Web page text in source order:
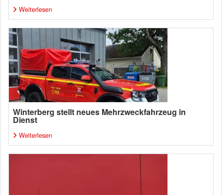
Weiterlesen
Winterberg stellt neues Mehrzweckfahrzeug in
Dienst
Weiterlesen